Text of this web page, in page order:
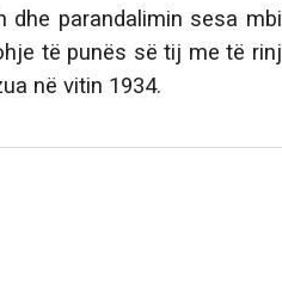
dhe parandalimin sesa mbi
të punës së tij me të rinj
në vitin 1934.